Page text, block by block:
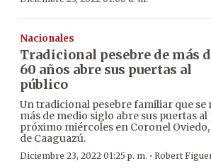
Nacionales
Tradicional pesebre de más
60 años abre sus puertas al
público
Un tradicional pesebre familiar que se
más de medio siglo abre sus puertas
próximo miércoles en Coronel
de Caaguazú.
Diciembre 23, 2022 01:25 p. m. · Robert